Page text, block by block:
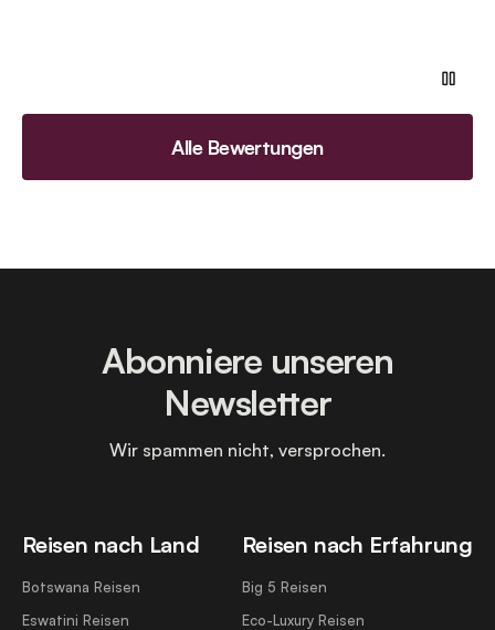
Alle Bewertungen
Reisen nach Land
Botswana Reisen
Eswatini Reisen
Reisen nach Erfahrung
Big 5 Reisen
Eco-Luxury Reisen
Abonniere unseren
Newsletter
Wir spammen nicht, versprochen.